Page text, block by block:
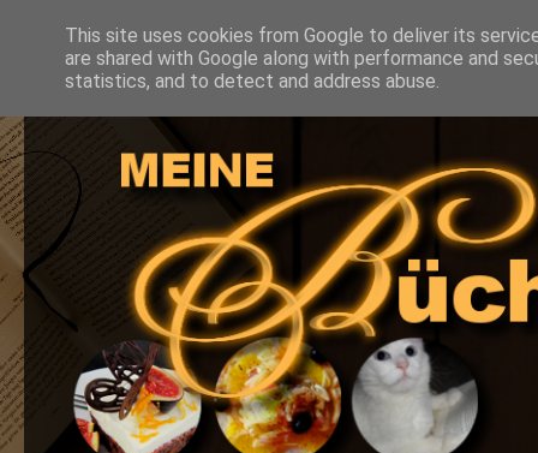
This site uses cookies from Google to deliver its
are shared with Google along with performance and
statistics, and to detect and address abuse.